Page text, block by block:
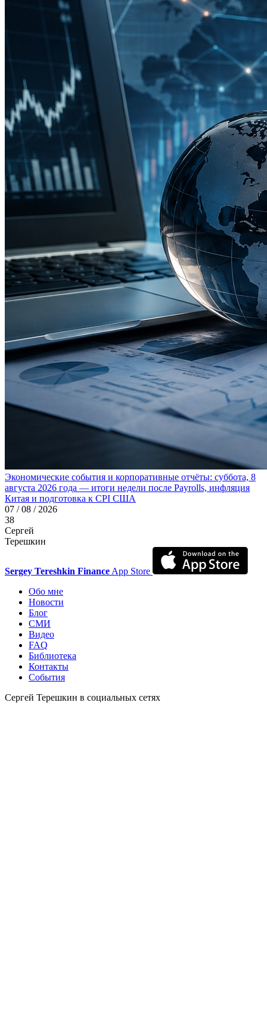
Экономические события и корпоративные отчёты: суббота, 8
августа 2026 года — итоги недели после Payrolls, инфляция
Китая и подготовка к CPI США
07 / 08 / 2026
38
Сергей
Терешкин
Sergey Tereshkin FinanceApp Store
Обо мне
Новости
Блог
СМИ
Видео
FAQ
Библиотека
Контакты
События
Сергей Терешкин в социальных сетях